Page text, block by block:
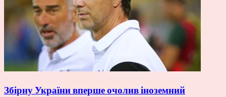
Збірну України вперше очолив іноземний